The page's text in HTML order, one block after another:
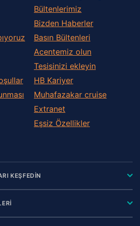
Bültenlerimiz
Bizden Haberler
Basın Bültenleri
Acentemiz olun
Tesisinizi ekleyin
HB Kariyer
Muhafazakar сruise
Extranet
Eşsiz Özellikler
KEŞFEDİN